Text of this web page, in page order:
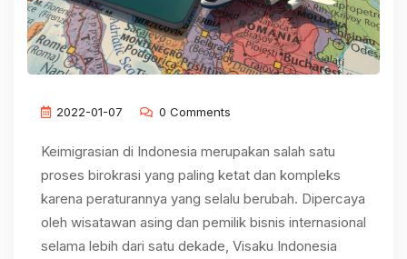
2022-01-07 0 Comments
Keimigrasian di Indonesia merupakan salah satu
proses birokrasi yang paling ketat dan kompleks
karena peraturannya yang selalu berubah. Dipercaya
oleh wisatawan asing dan pemilik bisnis internasional
selama lebih dari satu dekade, Visaku Indonesia